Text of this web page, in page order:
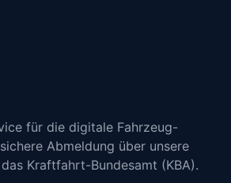
für die digitale Fahrzeug-
Abmeldung über unsere
Kraftfahrt-Bundesamt (KBA).